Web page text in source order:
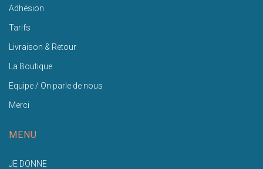
Adhésion
Tarifs
Livraison & Retour
La Boutique
Equipe / On parle de nous
Merci
MENU
JE DONNE